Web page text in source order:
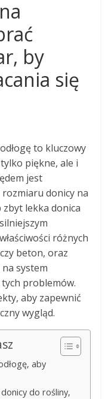
by
się
to kluczowy
piękne, ale i
jest
rozmiaru donicy na
lekka donica
różnych
beton, oraz
system
problemów.
aby zapewnić
wygląd.
aby
do rośliny,